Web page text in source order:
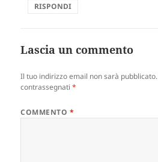
RISPONDI
Lascia un commento
Il tuo indirizzo email non sarà pubblicato.
contrassegnati*
COMMENTO *